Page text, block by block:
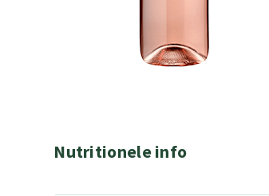
Nutritionele info